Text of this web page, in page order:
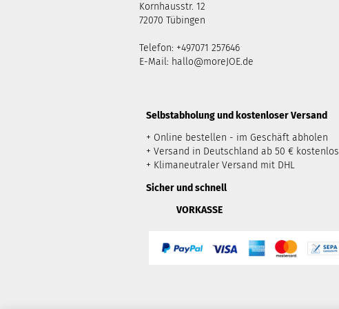
Kornhausstr. 12
72070 Tübingen
Telefon: +497071 257646
E-Mail: hallo@moreJOE.de
​Selbstabholung und kostenloser Versand
+ Online bestellen - im Geschäft abholen
+ Versand in Deutschland ab 50 € kostenlos
+ Klimaneutraler Versand mit DHL
Sicher und schnell
VORKASSE